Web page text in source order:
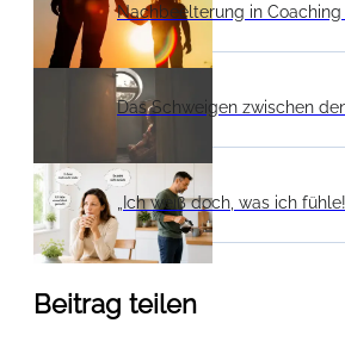
Nachbeelterung in
Das Schweigen zwischen
„Ich weiß doch, was ich
Beitrag teilen